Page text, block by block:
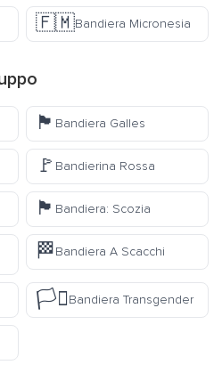
🇫🇲Bandiera Micronesia
🏴󠁧󠁢󠁷󠁬󠁳󠁿 Bandiera Galles
🚩 Bandierina Rossa
🏴󠁧󠁢󠁳󠁣󠁴󠁿 Bandiera: Scozia
🏁Bandiera A Scacchi
🏳️‍⚧️Bandiera Transgender